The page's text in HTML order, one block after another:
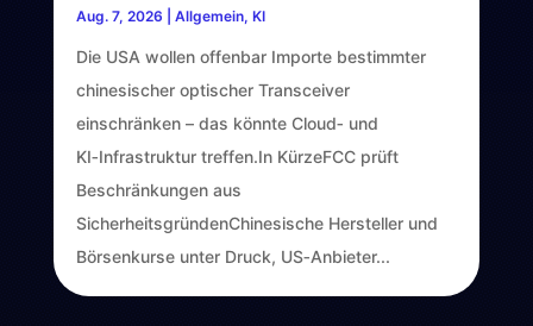
Aug. 7, 2026 Allgemein, KI
Die USA wollen offenbar Importe bestimmter
chinesischer optischer Transceiver
einschränken – das könnte Cloud‑ und
KI‑Infrastruktur treffen.In KürzeFCC prüft
Beschränkungen aus
SicherheitsgründenChinesische Hersteller und
Börsenkurse unter Druck, US‑Anbieter...